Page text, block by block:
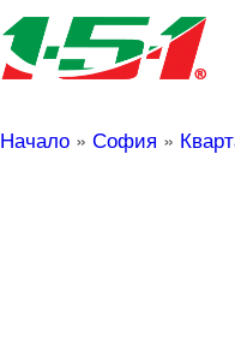
Начало » София »